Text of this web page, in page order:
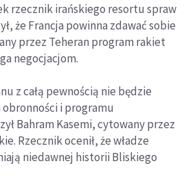
rzecznik irańskiego resortu spraw
że Francja powinna zdawać sobie
przez Teheran program rakiet
negocjacjom.
z całą pewnością nie będzie
i programu
Bahram Kasemi, cytowany przez
Rzecznik ocenił, że władze
niedawnej historii Bliskiego